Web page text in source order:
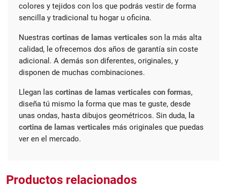
colores y tejidos con los que podrás vestir de forma
sencilla y tradicional tu hogar u oficina.
Nuestras cortinas de lamas verticales son la más alta
calidad, le ofrecemos dos años de garantía sin coste
adicional. A demás son diferentes, originales, y
disponen de muchas combinaciones.
Llegan las cortinas de lamas verticales con formas,
diseña tú mismo la forma que mas te guste, desde
unas ondas, hasta dibujos geométricos. Sin duda, la
cortina de lamas verticales más originales que puedas
ver en el mercado.
Productos relacionados